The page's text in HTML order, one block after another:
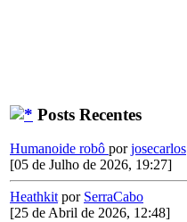
Posts Recentes
Humanoide robô porjosecarlos
[05 de Julho de 2026, 19:27]
Heathkit por SerraCabo
[25 de Abril de 2026, 12:48]